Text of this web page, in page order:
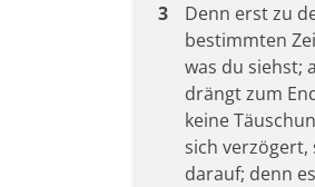
3
Denn erst zu
bestimmten
was du siehst;
drängt zum
keine
sich verzögert,
darauf; denn